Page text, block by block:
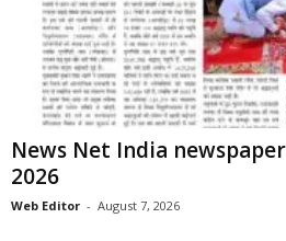
News Net India
2026
Web Editor - August 7, 2026